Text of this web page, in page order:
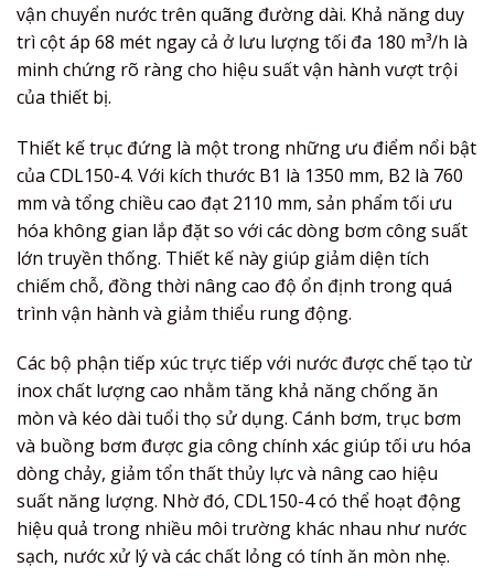
vận chuyển nước trên quãng đường dài. Khả năng duy
trì cột áp 68 mét ngay cả ở lưu lượng tối đa 180 m³/h là
minh chứng rõ ràng cho hiệu suất vận hành vượt trội
của thiết bị.
Thiết kế trục đứng là một trong những ưu điểm nổi bật
của CDL150-4. Với kích thước B1 là 1350 mm, B2 là 760
mm và tổng chiều cao đạt 2110 mm, sản phẩm tối ưu
hóa không gian lắp đặt so với các dòng bơm công suất
lớn truyền thống. Thiết kế này giúp giảm diện tích
chiếm chỗ, đồng thời nâng cao độ ổn định trong quá
trình vận hành và giảm thiểu rung động.
Các bộ phận tiếp xúc trực tiếp với nước được chế tạo từ
inox chất lượng cao nhằm tăng khả năng chống ăn
mòn và kéo dài tuổi thọ sử dụng. Cánh bơm, trục bơm
và buồng bơm được gia công chính xác giúp tối ưu hóa
dòng chảy, giảm tổn thất thủy lực và nâng cao hiệu
suất năng lượng. Nhờ đó, CDL150-4 có thể hoạt động
hiệu quả trong nhiều môi trường khác nhau như nước
sạch, nước xử lý và các chất lỏng có tính ăn mòn nhẹ.